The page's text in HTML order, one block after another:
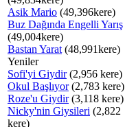
Asik Mario (49,396kere)
Buz Dağında Engelli Yarış
(49,004kere)
Bastan Yarat (48,991kere)
Yeniler
Sofi'yi Giydir(2,956 kere)
Okul Başlıyor(2,783 kere)
Roze'u Giydir(3,118 kere)
Nicky'nin Giysileri (2,822
kere)